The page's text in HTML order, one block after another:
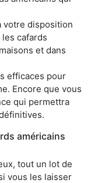
votre disposition
cafards
et dans
efficaces pour
Encore que vous
qui permettra
américains
tout un lot de
vous les laisser